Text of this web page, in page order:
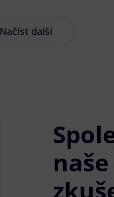
Načíst další